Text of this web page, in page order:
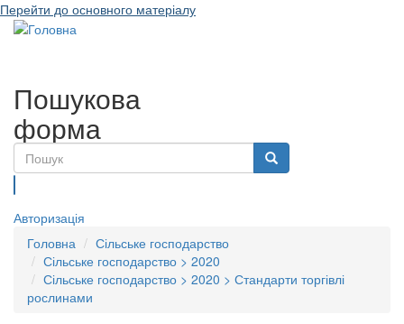
Перейти до основного матеріалу
Пошукова
форма
Авторизація
Головна
Сільське господарство
Сільське господарство > 2020
Сільське господарство > 2020 > Стандарти торгівлі
рослинами